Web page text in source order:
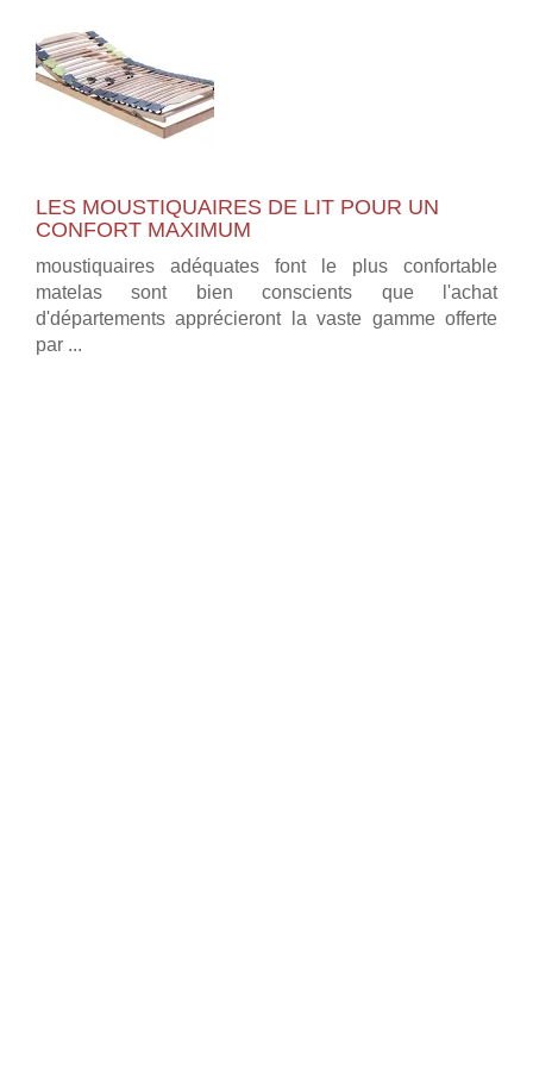
LES MOUSTIQUAIRES DE LIT POUR UN
CONFORT MAXIMUM
moustiquaires adéquates font le plus confortable
matelas sont bien conscients que l'achat
d'départements apprécieront la vaste gamme offerte
par ...